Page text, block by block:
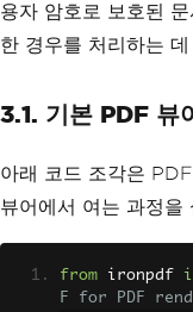
용자 암호로 보호된
한 경우를 처리하는 데
3.1. 기본 PDF 뷰
아래 코드 조각은
뷰어에서 여는 과정을
from ironpdf
F for PDF